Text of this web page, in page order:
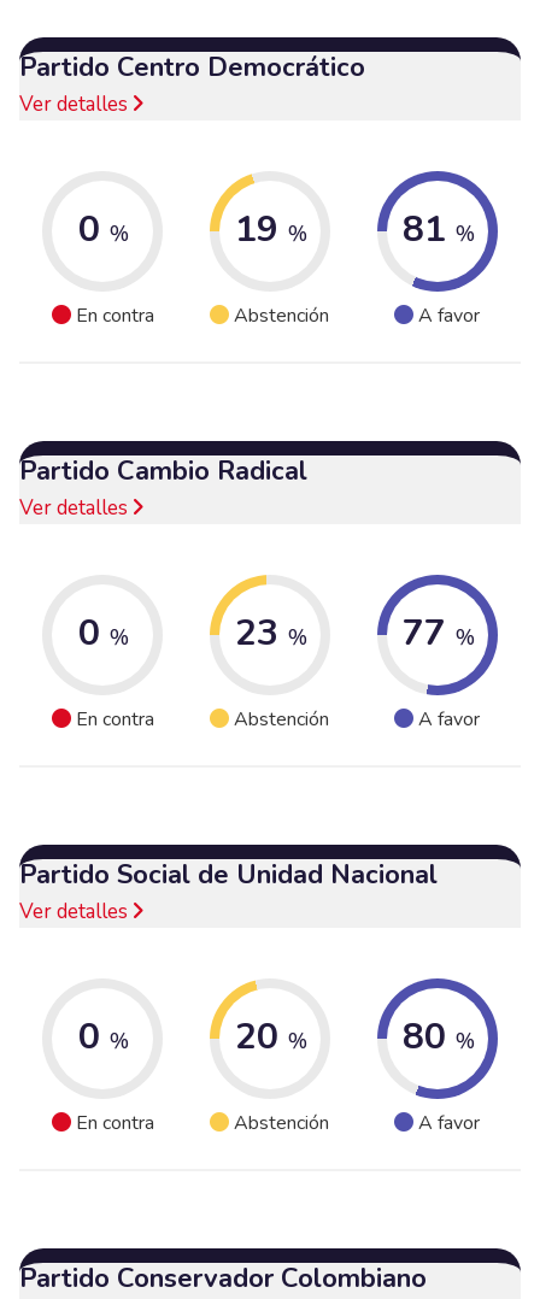
Partido Centro Democrático
Ver detalles
0 %
En contra
19 %
Abstención
81 %
A favor
Partido Cambio Radical
Ver detalles
0 %
En contra
23 %
Abstención
77 %
A favor
Partido Social de Unidad Nacional
Ver detalles
0 %
En contra
20 %
Abstención
80 %
A favor
Partido Conservador Colombiano